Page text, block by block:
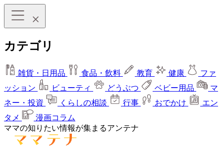
カテゴリ
雑貨・日用品 食品・飲料 教育 健康
ファ
ッション
ビューティ どうぶつ ベビー用品
マ
ネー・投資
くらしの相談 行事 おでかけ
エン
タメ
漫画コラム
ママの知りたい情報が集まるアンテナ